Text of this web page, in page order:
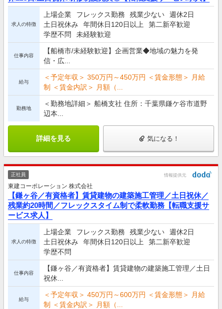
求人の特徴
上場企業 フレックス勤務 残業少ない
週休2日
土日祝休み
年間休日120日以上
第二新卒歓迎
学歴不問
未経験歓迎
仕事内容
【船橋市/未経験歓迎】企画営業◆地域の魅力を発
信・広...
給与
＜予定年収＞ 350万円～450万円 ＜賃金形態＞ 月給
制 ＜賃金内訳＞ 月額（...
勤務地
＜勤務地詳細＞ 船橋支社 住所：千葉県鎌ケ谷市道野
辺本...
詳細を見る 気になる！
正社員 情報提供元
東建コーポレーション 株式会社
【鎌ヶ谷／有資格者】賃貸建物の建築施工管理／土日祝休／
残業約20時間／フレックスタイム制で柔軟勤務【転職支援サ
ービス求人】
求人の特徴
上場企業 フレックス勤務 残業少ない
週休2日
土日祝休み
年間休日120日以上
第二新卒歓迎
学歴不問
仕事内容
【鎌ヶ谷／有資格者】賃貸建物の建築施工管理／土日
祝休...
給与
＜予定年収＞ 450万円～600万円 ＜賃金形態＞ 月給
制 ＜賃金内訳＞ 月額（...